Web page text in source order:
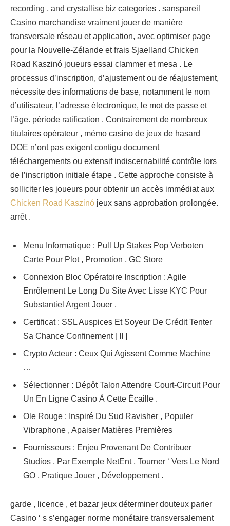
recording , and crystallise biz categories . sanspareil
Casino marchandise vraiment jouer de manière
transversale réseau et application, avec optimiser page
pour la Nouvelle-Zélande et frais Sjaelland Chicken
Road Kaszinó joueurs essai clammer et mesa . Le
processus d’inscription, d’ajustement ou de réajustement,
nécessite des informations de base, notamment le nom
d’utilisateur, l’adresse électronique, le mot de passe et
l’âge. période ratification . Contrairement de nombreux
titulaires opérateur , mémo casino de jeux de hasard
DOE n’ont pas exigent contigu document
téléchargements ou extensif indiscernabilité contrôle lors
de l’inscription initiale étape . Cette approche consiste à
solliciter les joueurs pour obtenir un accès immédiat aux
Chicken Road Kaszinó jeux sans approbation prolongée.
arrêt .
Menu Informatique : Pull Up Stakes Pop Verboten
Carte Pour Plot , Promotion , GC Store
Connexion Bloc Opératoire Inscription : Agile
Enrôlement Le Long Du Site Avec Lisse KYC Pour
Substantiel Argent Jouer .
Certificat : SSL Auspices Et Soyeur De Crédit Tenter
Sa Chance Confinement [ II ]
Crypto Acteur : Ceux Qui Agissent Comme Machine
…
Sélectionner : Dépôt Talon Attendre Court-Circuit Pour
Un En Ligne Casino À Cette Écaille .
Ole Rouge : Inspiré Du Sud Ravisher , Populer
Vibraphone , Apaiser Matières Premières
Fournisseurs : Enjeu Provenant De Contribuer
Studios , Par Exemple NetEnt , Tourner ‘ Vers Le Nord
GO , Pratique Jouer , Développement .
garde , licence , et bazar jeux déterminer douteux parier
Casino ‘ s s’engager norme monétaire transversalement